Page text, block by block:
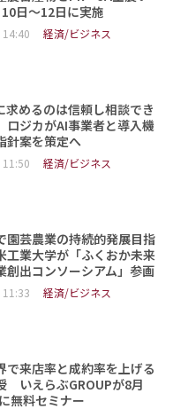
日～12日に実施
経済/ビジネス
求めるのは信頼し相談でき
ジカがAI事業者と導入機
針案を策定へ
経済/ビジネス
園芸農業の持続的発展目指
業大学が「ふくおか未来
創出コンソーシアム」参画
経済/ビジネス
で来店率と成約率を上げる
いえらぶGROUPが8月
無料セミナー